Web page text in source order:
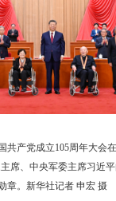
共产党成立105周年大会
席、中央军委主席习近
章。新华社记者 申宏 摄